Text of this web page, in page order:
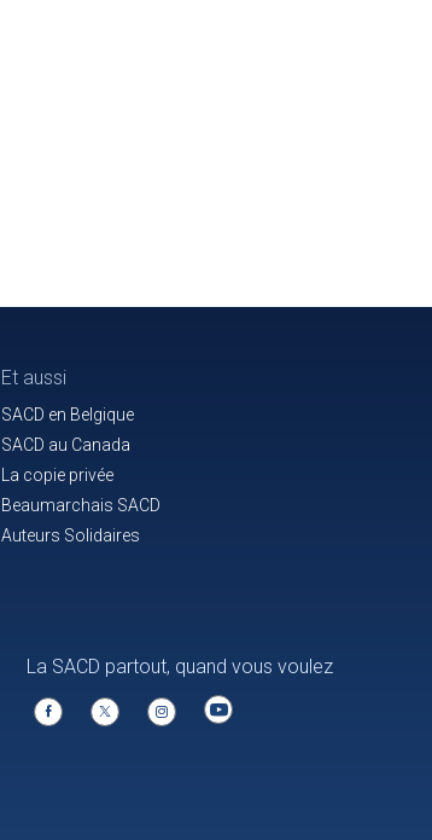
Et aussi
SACD en Belgique
SACD au Canada
La copie privée
Beaumarchais SACD
Auteurs Solidaires
La SACD partout, quand vous voulez